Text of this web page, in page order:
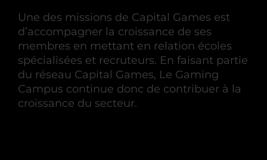
Une des missions de Capital Games est
d’accompagner la croissance de ses
membres en mettant en relation écoles
spécialisées et recruteurs. En faisant partie
du réseau Capital Games, Le Gaming
Campus continue donc de contribuer à la
croissance du secteur.